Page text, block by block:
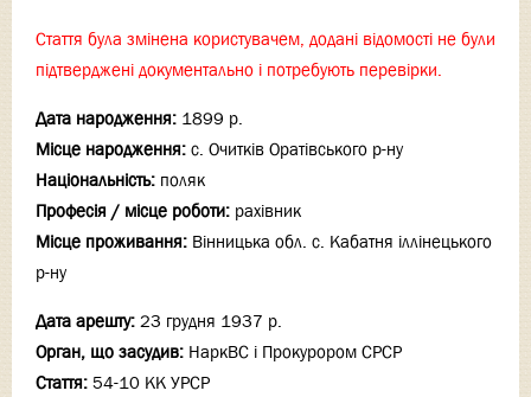
Стаття була змінена користувачем, додані відомості не були
підтверджені документально і потребують перевірки.
Дата народження: 1899 р.
Місце народження: с. Очитків Оратівського р-ну
Національність: поляк
Професія / місце роботи: рахівник
Місце проживання: Вінницька обл. с. Кабатня іллінецького
р-ну
Дата арешту: 23 грудня 1937 р.
Орган, що засудив: НаркВС і Прокурором СРСР
Стаття: 54-10 КК УРСР